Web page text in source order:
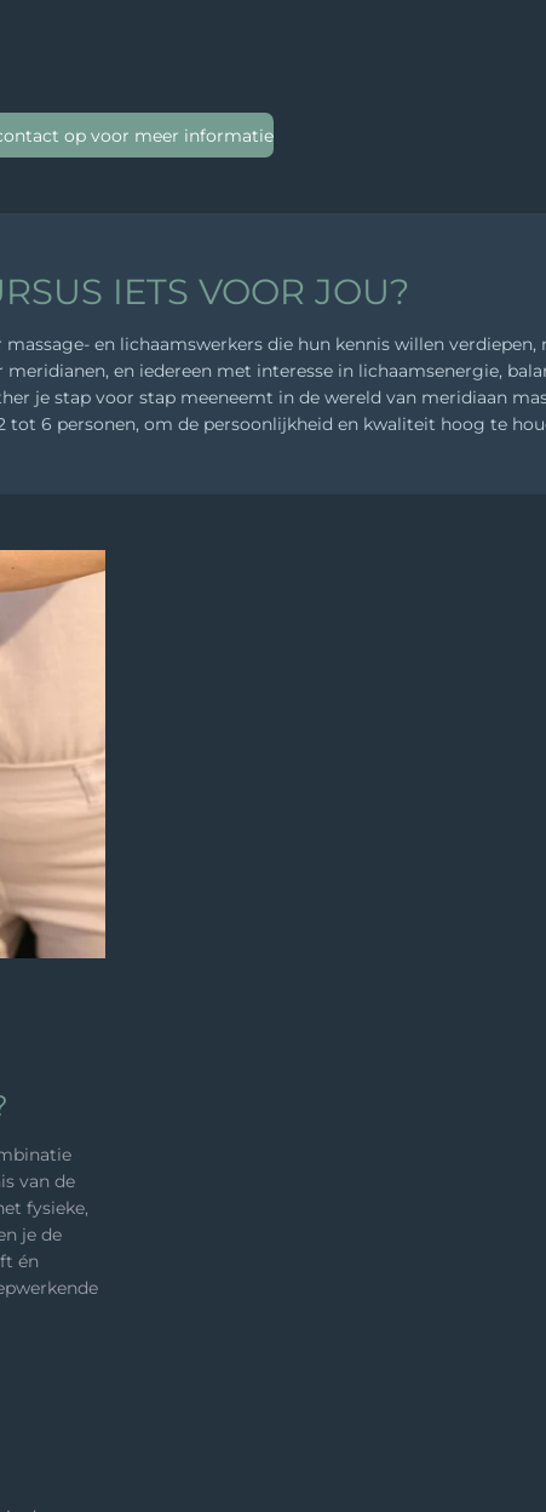
op voor meer informatie
IETS VOOR JOU?
en lichaamswerkers die hun kennis willen verdiepen,
en iedereen met interesse in lichaamsenergie,
je stap voor stap meeneemt in de wereld van meridiaan
tot 6 personen, om de persoonlijkheid en kwaliteit hoog te
van de
fysieke,
je de
én